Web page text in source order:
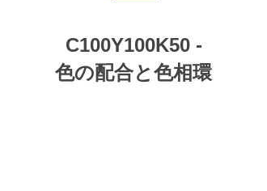
C100Y100K50 -
色の配合と色相環